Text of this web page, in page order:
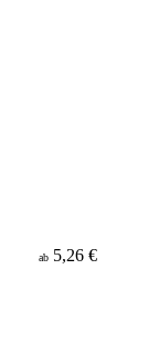
ab 5,26 €